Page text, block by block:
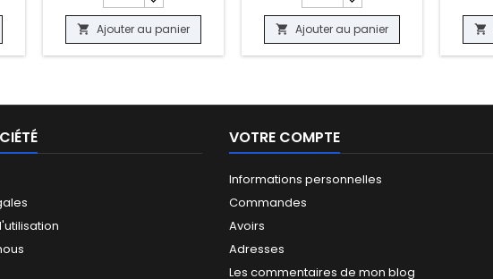
 Ajouter au panier  Ajouter au panier 
VOTRE COMPTE
Informations personnelles
Commandes
Avoirs
Adresses
Les commentaires de mon blog